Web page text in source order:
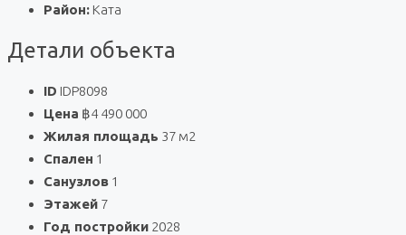
Район: Ката
Детали объекта
ID IDP8098
Цена ฿4 490 000
Жилая площадь 37 м2
Спален 1
Санузлов 1
Этажей 7
Год постройки 2028